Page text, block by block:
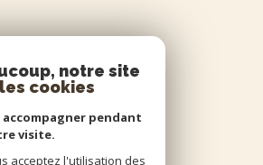
notre site
cookies
pendant
visite.
acceptez l'utilisation des